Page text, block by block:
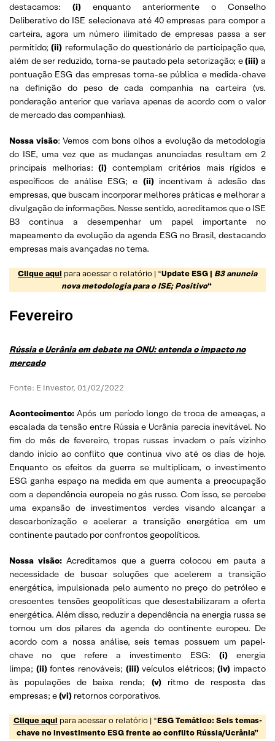
destacamos: (i) enquanto anteriormente o Conselho
Deliberativo do ISE selecionava até 40 empresas para compor a
carteira, agora um número ilimitado de empresas passa a ser
permitido;(ii) reformulação do questionário de participação que,
além de ser reduzido, torna-se pautado pela setorização; e(iii) a
pontuação ESG das empresas torna-se pública e medida-chave
na definição do peso de cada companhia na carteira (vs.
ponderação anterior que variava apenas de acordo com o valor
de mercado das companhias).
Nossa visão: Vemos com bons olhos a evolução da metodologia
do ISE, uma vez que as mudanças anunciadas resultam em 2
principais melhorias:(i) contemplam critérios mais rígidos e
específicos de análise ESG; e (ii)incentivam à adesão das
empresas, que buscam incorporar melhores práticas e melhorar a
divulgação de informações. Nesse sentido, acreditamos que o ISE
B3 continua a desempenhar um papel importante no
mapeamento da evolução da agenda ESG no Brasil, destacando
empresas mais avançadas no tema.
Clique aqui para acessar o relatório | “Update ESG | B3 anuncia
nova metodologia para o ISE; Positivo“
Fevereiro
Rússia e Ucrânia em debate na ONU: entenda o impacto no
mercado
Fonte: E Investor, 01/02/2022
Acontecimento: Após um período longo de troca de ameaças, a
escalada da tensão entre Rússia e Ucrânia parecia inevitável. No
fim do mês de fevereiro, tropas russas invadem o país vizinho
dando início ao conflito que continua vivo até os dias de hoje.
Enquanto os efeitos da guerra se multiplicam, o investimento
ESG ganha espaço na medida em que aumenta a preocupação
com a dependência europeia no gás russo. Com isso, se percebe
uma expansão de investimentos verdes visando alcançar a
descarbonização e acelerar a transição energética em um
continente pautado por confrontos geopolíticos.
Nossa visão: Acreditamos que a guerra colocou em pauta a
necessidade de buscar soluções que acelerem a transição
energética, impulsionada pelo aumento no preço do petróleo e
crescentes tensões geopolíticas que desestabilizaram a oferta
energética. Além disso, reduzir a dependência na energia russa se
tornou um dos pilares da agenda do continente europeu. De
acordo com a nossa análise, seis temas possuem um papel-
chave no que refere a investimento ESG: (i)energia
limpa; (ii)fontes renováveis; (iii)veículos elétricos;(iv) impacto
às populações de baixa renda; (v) ritmo de resposta das
empresas; e(vi) retornos corporativos.
Clique aqui para acessar o relatório | “ESG Temático: Seis temas-
chave no investimento ESG frente ao conflito Rússia/Ucrânia”